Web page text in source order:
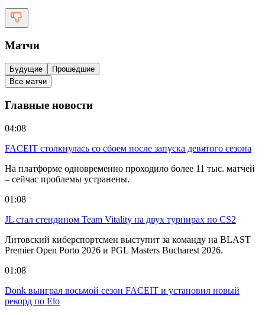
Матчи
Будущие
Прошедшие
Все матчи
Главные новости
04:08
FACEIT столкнулась со сбоем после запуска девятого сезона
На платформе одновременно проходило более 11 тыс. матчей
– сейчас проблемы устранены.
01:08
JL стал стендином Team Vitality на двух турнирах по CS2
Литовский киберспортсмен выступит за команду на BLAST
Premier Open Porto 2026 и PGL Masters Bucharest 2026.
01:08
Donk выиграл восьмой сезон FACEIT и установил новый
рекорд по Elo